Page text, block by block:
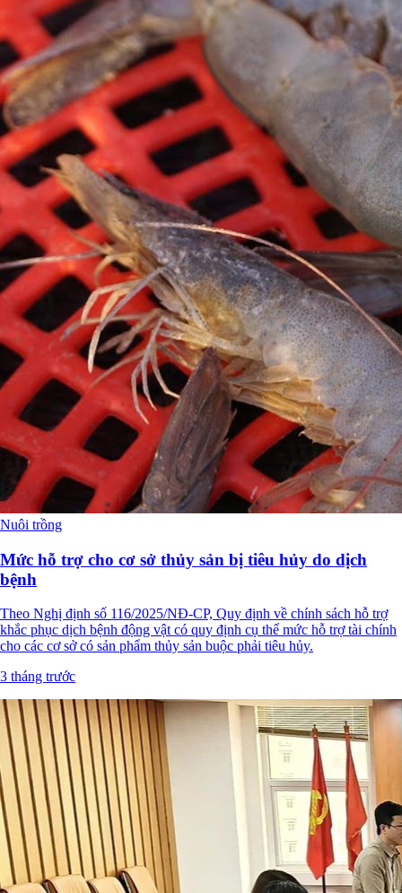
Nuôi trồng
Mức hỗ trợ cho cơ sở thủy sản bị tiêu hủy do dịch
bệnh
Theo Nghị định số 116/2025/NĐ-CP, Quy định về chính sách hỗ trợ
khắc phục dịch bệnh động vật có quy định cụ thể mức hỗ trợ tài chính
cho các cơ sở có sản phẩm thủy sản buộc phải tiêu hủy.
3 tháng trước